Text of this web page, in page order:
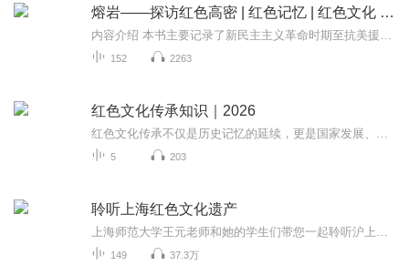
熔岩——探访红色高密 | 红色记忆 | 红色文化 | 红色血脉
152 2263
红色文化传承知识｜2026
5 203
聆听上海红色文化遗产
149 37.3万